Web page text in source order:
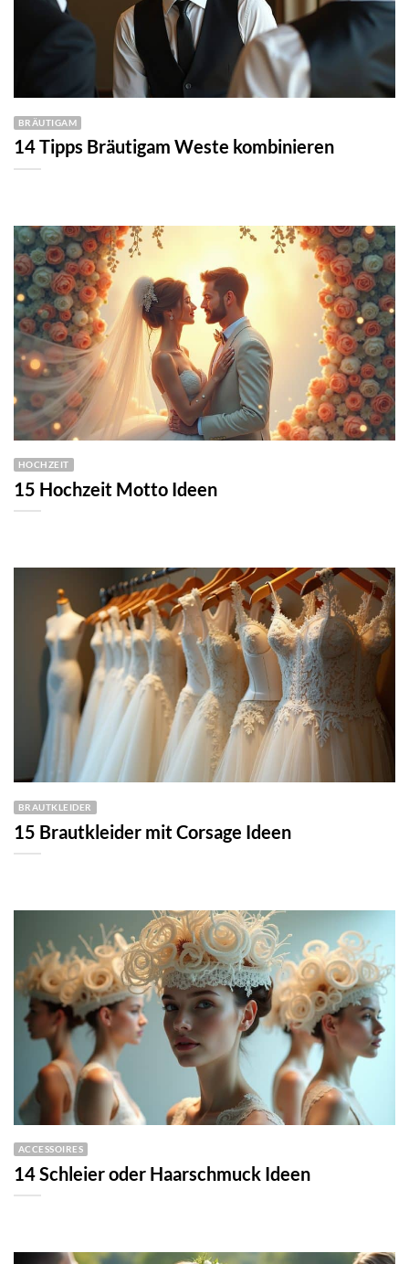
BRÄUTIGAM
14 Tipps Bräutigam Weste kombinieren
HOCHZEIT
15 Hochzeit Motto Ideen
BRAUTKLEIDER
15 Brautkleider mit Corsage Ideen
ACCESSOIRES
14 Schleier oder Haarschmuck Ideen